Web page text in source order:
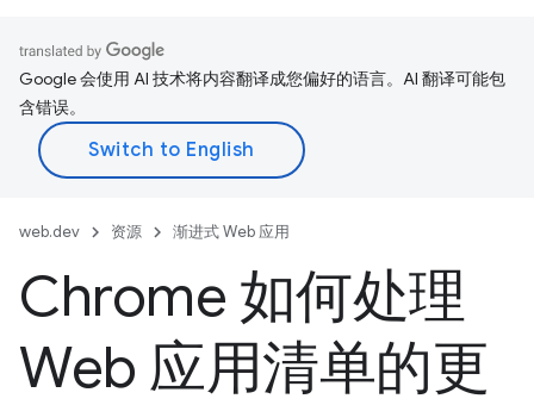
Google 会使用 AI 技术将内容翻译成您偏好的语言。AI 翻译可能包
含错误。
web.dev 资源 渐进式 Web 应用
Chrome 如何处理
Web 应用清单的更